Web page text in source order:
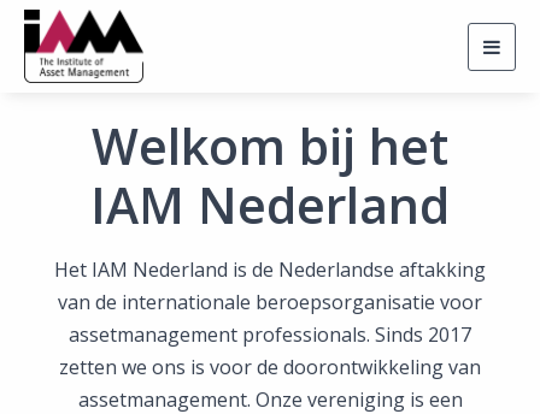
Welkom bij het
IAM Nederland
Het IAM Nederland is de Nederlandse aftakking
van de internationale beroepsorganisatie voor
assetmanagement professionals. Sinds 2017
zetten we ons is voor de doorontwikkeling van
assetmanagement. Onze vereniging is een